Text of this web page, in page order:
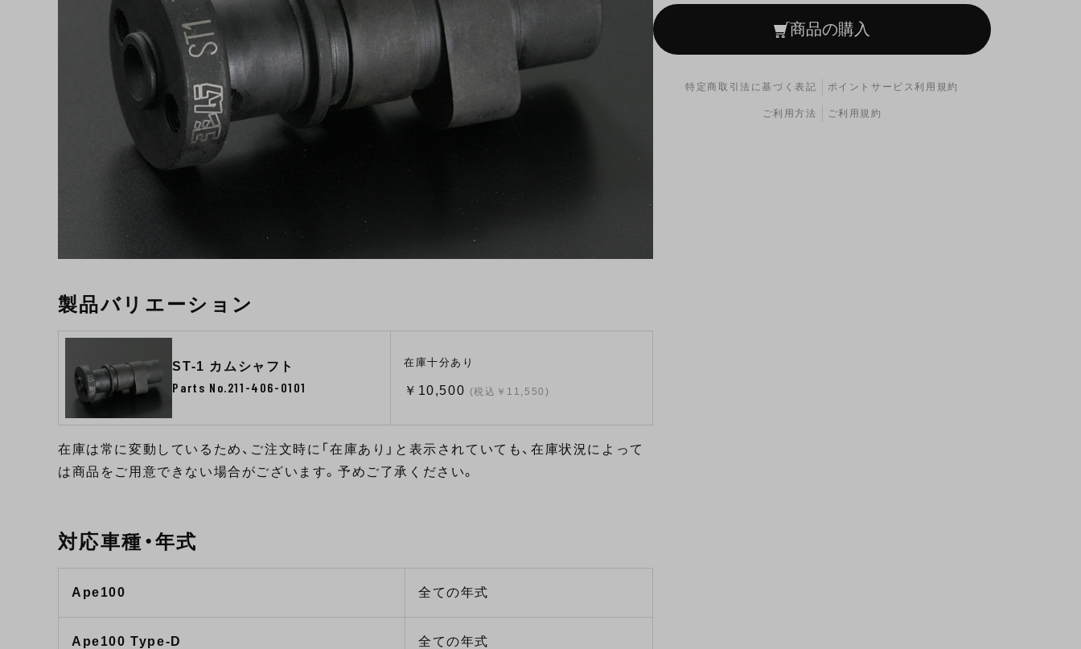
商品の購入
特定商取引法に基づく表記 ポイントサービス利用規約
ご利用方法 ご利用規約
製品バリエーション
ST-1 カムシャフト
Parts No.211-406-0101
在庫十分あり
￥10,500 (税込￥11,550)
在庫は常に変動しているため、ご注文時に「在庫あり」と表示されていても、在庫状況によって
は商品をご用意できない場合がございます。予めご了承ください。
対応車種・年式
Ape100 全ての年式
Ape100 Type-D 全ての年式